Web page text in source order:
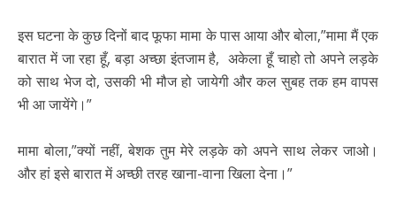
इस घटना के कुछ दिनों बाद फूफा मामा के पास आया और बोला,”मामा मैं एक
बारात में जा रहा हूँ, बड़ा अच्छा इंतजाम है, अकेला हूँ चाहो तो अपने लड़के
को साथ भेज दो, उसकी भी मौज हो जायेगी और कल सुबह तक हम वापस
भी आ जायेंगे।”
मामा बोला,”क्यों नहीं, बेशक तुम मेरे लड़के को अपने साथ लेकर जाओ।
और हां इसे बारात में अच्छी तरह खाना-वाना खिला देना।”